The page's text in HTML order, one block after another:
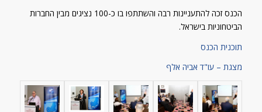
הכנס זכה להתעניינות רבה והשתתפו בו כ-100 נציגים מבין החברות
הביטחוניות בישראל.
תוכנית הכנס
מצגת – עו"ד אביה אלף